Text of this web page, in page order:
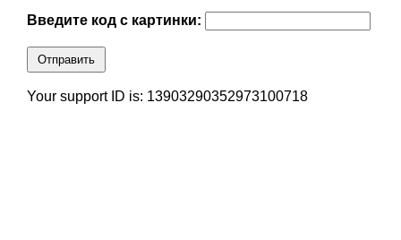
Введите код с картинки:
Отправить
Your support ID is: 13903290352973100718